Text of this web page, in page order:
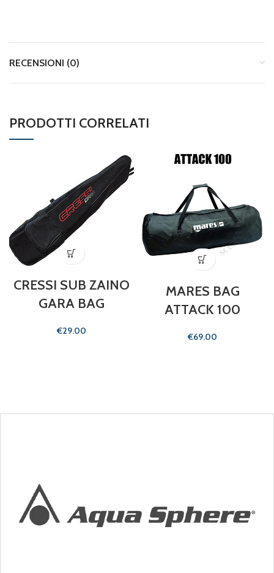
RECENSIONI (0)
PRODOTTI CORRELATI
CRESSI SUB ZAINO
GARA BAG
€
MARES BAG
ATTACK 100
€